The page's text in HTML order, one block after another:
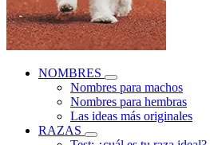
NOMBRES
Nombres para machos
Nombres para hembras
Las ideas más originales
RAZAS